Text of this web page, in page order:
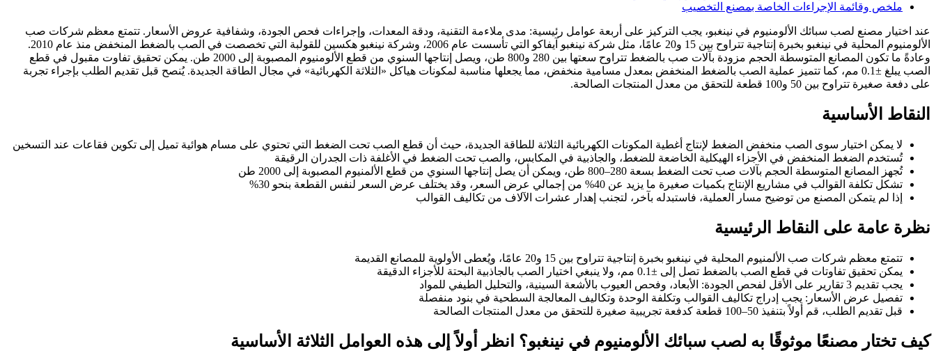
ملخص وقائمة الإجراءات الخاصة بمصنع التخصيب
عند اختيار مصنع لصب سبائك الألومنيوم في نينغبو، يجب التركيز على أربعة عوامل رئيسية: مدى ملاءمة التقنية، ودقة المعدات، وإجراءات فحص الجودة، وشفافية عروض الأسعار. تتمتع معظم شركات صب
الألومنيوم المحلية في نينغبو بخبرة إنتاجية تتراوح بين 15 و20 عامًا، مثل شركة نينغبو آيفاكو التي تأسست عام 2006، وشركة نينغبو هكسين للقولبة التي تخصصت في الصب بالضغط المنخفض منذ عام 2010.
وعادةً ما تكون المصانع المتوسطة الحجم مزودة بآلات صب بالضغط تتراوح سعتها بين 280 و800 طن، ويصل إنتاجها السنوي من قطع الألومنيوم المصبوبة إلى 2000 طن. يمكن تحقيق تفاوت مقبول في قطع
الصب يبلغ ±0.1 مم، كما تتميز عملية الصب بالضغط المنخفض بمعدل مسامية منخفض، مما يجعلها مناسبة لمكونات هياكل «الثلاثة الكهربائية» في مجال الطاقة الجديدة. يُنصح قبل تقديم الطلب بإجراء تجربة
على دفعة صغيرة تتراوح بين 50 و100 قطعة للتحقق من معدل المنتجات الصالحة.
النقاط الأساسية
لا يمكن اختيار سوى الصب منخفض الضغط لإنتاج أغطية المكونات الكهربائية الثلاثة للطاقة الجديدة، حيث أن قطع الصب تحت الضغط التي تحتوي على مسام هوائية تميل إلى تكوين فقاعات عند التسخين
تُستخدم الضغط المنخفض في الأجزاء الهيكلية الخاضعة للضغط، والجاذبية في المكابس، والصب تحت الضغط في الأغلفة ذات الجدران الرقيقة
تُجهز المصانع المتوسطة الحجم بآلات صب تحت الضغط بسعة 280–800 طن، ويمكن أن يصل إنتاجها السنوي من قطع الألمنيوم المصبوبة إلى 2000 طن
تشكل تكلفة القوالب في مشاريع الإنتاج بكميات صغيرة ما يزيد عن 40% من إجمالي عرض السعر، وقد يختلف عرض السعر لنفس القطعة بنحو 30%
إذا لم يتمكن المصنع من توضيح مسار العملية، فاستبدله بآخر، لتجنب إهدار عشرات الآلاف من تكاليف القوالب
نظرة عامة على النقاط الرئيسية
تتمتع معظم شركات صب الألمنيوم المحلية في نينغبو بخبرة إنتاجية تتراوح بين 15 و20 عامًا، ويُعطى الأولوية للمصانع القديمة
يمكن تحقيق تفاوتات في قطع الصب بالضغط تصل إلى ±0.1 مم، ولا ينبغي اختيار الصب بالجاذبية البحتة للأجزاء الدقيقة
يجب تقديم 3 تقارير على الأقل لفحص الجودة: الأبعاد، وفحص العيوب بالأشعة السينية، والتحليل الطيفي للمواد
تفصيل عرض الأسعار: يجب إدراج تكاليف القوالب وتكلفة الوحدة وتكاليف المعالجة السطحية في بنود منفصلة
قبل تقديم الطلب، قم أولاً بتنفيذ 50–100 قطعة كدفعة تجريبية صغيرة للتحقق من معدل المنتجات الصالحة
كيف تختار مصنعًا موثوقًا به لصب سبائك الألومنيوم في نينغبو؟ انظر أولاً إلى هذه العوامل الثلاثة الأساسية